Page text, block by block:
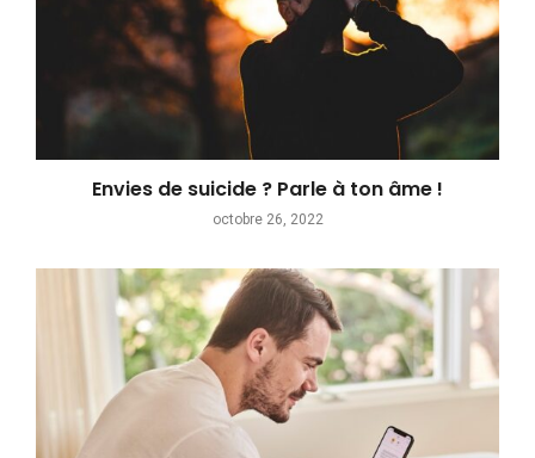
Envies de suicide ? Parle à ton âme !
octobre 26, 2022